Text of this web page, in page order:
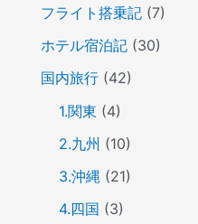
フライト搭乗記(7)
ホテル宿泊記(30)
国内旅行(42)
1.関東 (4)
2.九州 (10)
3.沖縄(21)
4.四国 (3)